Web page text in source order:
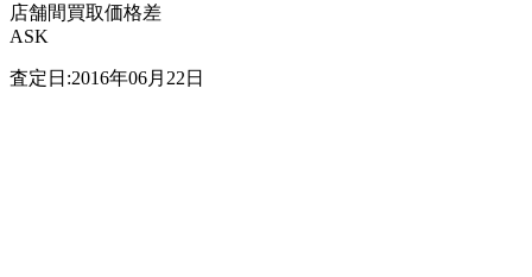
店舗間買取価格差
ASK
査定日:2016年06月22日